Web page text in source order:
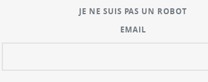
JE NE SUIS PAS UN ROBOT
EMAIL